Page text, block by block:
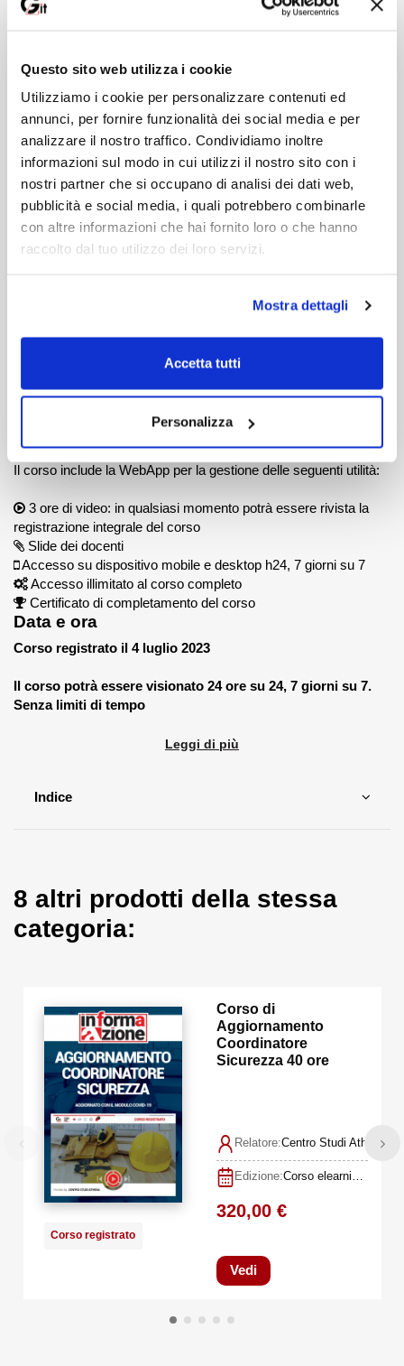
Questo sito web utilizza i cookie
Utilizziamo i cookie per personalizzare contenuti ed
annunci, per fornire funzionalità dei social media e per
analizzare il nostro traffico. Condividiamo inoltre
informazioni sul modo in cui utilizzi il nostro sito con i
nostri partner che si occupano di analisi dei dati web,
pubblicità e social media, i quali potrebbero combinarle
con altre informazioni che hai fornito loro o che hanno
raccolto dal tuo utilizzo dei loro servizi.
Mostra dettagli
Accetta tutti
Personalizza
consulente e docente di corsi di formazione in ambito di contratti
d'appalto pubblico e digitalizzazione delle procedure di
affidamento.
Moderatore
in materia urbanistico-edilizia e bonus fiscali.
Durata
Materiale didattico
Il corso include la WebApp per la gestione delle seguenti utilità:
3 ore di video: in qualsiasi momento potrà essere rivista la
registrazione integrale del corso
Slide dei docenti
Accesso su dispositivo mobile e desktop h24, 7 giorni su 7
Accesso illimitato al corso completo
Certificato di completamento del corso
Data e ora
Corso registrato il 4 luglio 2023
Il corso potrà essere visionato 24 ore su 24, 7 giorni su 7.
Senza limiti di tempo
Leggi di più
Indice
8 altri prodotti della stessa
categoria:
Corso registrato
Corso di
Aggiornamento
Coordinatore
Sicurezza 40 ore
Relatore:Centro Studi Athena
Edizione:
320,00 €
Vedi